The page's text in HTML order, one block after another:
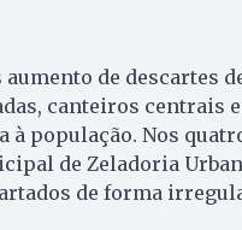
aumento de descartes
canteiros centrais
à população. Nos
de Zeladoria
de forma